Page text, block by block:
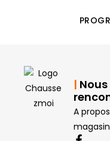
| Nous
A
magasin